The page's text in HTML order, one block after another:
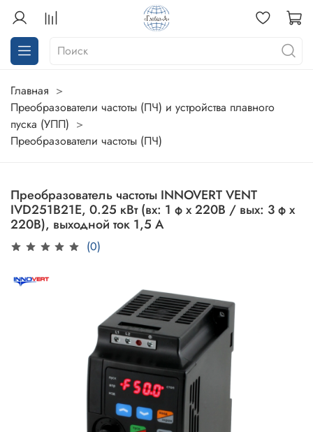
Главная
Преобразователи частоты (ПЧ) и устройства плавного
пуска (УПП)
Преобразователи частоты (ПЧ)
Преобразователь частоты INNOVERT VENT
IVD251B21E, 0.25 кВт (вх: 1 ф х 220В / вых: 3 ф х
220В), выходной ток 1,5 А
(0)